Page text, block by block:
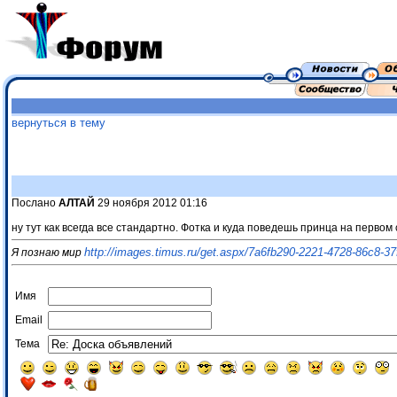
вернуться в тему
Послано АЛТАЙ 29 ноября 2012 01:16
ну тут как всегда все стандартно. Фотка и куда поведешь принца на первом
Я познаю мир http://images.timus.ru/get.aspx/7a6fb290-2221-4728-86c8-
Имя
Email
Тема